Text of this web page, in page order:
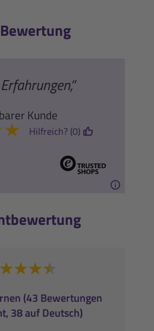
Kunde
★ Hilfreich? (0)
(43 Bewertungen
38 auf Deutsch)